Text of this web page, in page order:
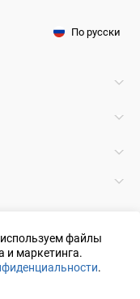
По русски
файлы
и маркетинга.
.